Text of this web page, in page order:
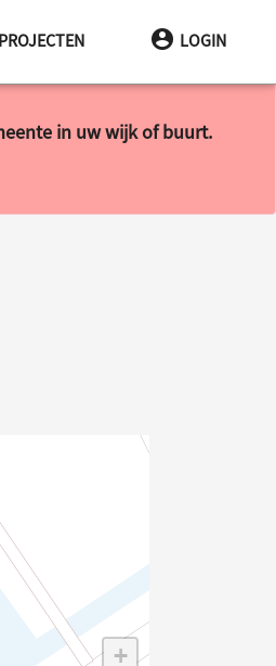
LOGIN
in uw wijk of buurt.
+